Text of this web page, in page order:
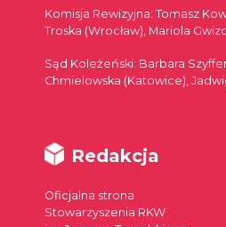
Komisja Rewizyjna: Tomasz
Troska (Wrocław), Mariola
Sąd Koleżeński: Barbara
Chmielowska (Katowice),
Redakcja
Oficjalna strona
Stowarzyszenia RKW